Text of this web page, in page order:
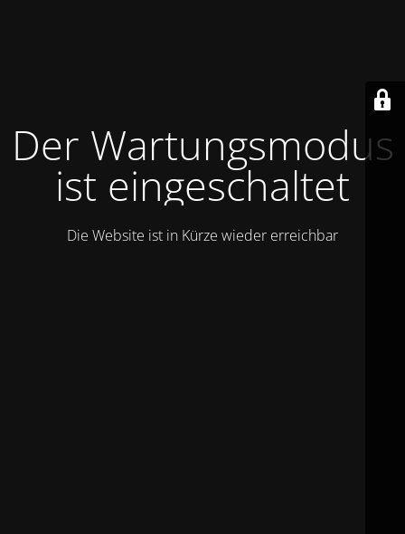
Der Wartungsmodus
ist eingeschaltet
Die Website ist in Kürze wieder erreichbar